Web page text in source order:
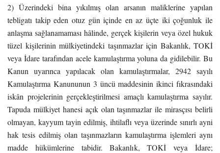
2) Üzerindeki bina yıkılmış olan arsanın maliklerine yapılan
tebligatı takip eden otuz gün içinde en az üçte iki çoğunluk ile
anlaşma sağlanamaması hâlinde, gerçek kişilerin veya özel hukuk
tüzel kişilerinin mülkiyetindeki taşınmazlar için Bakanlık, TOKİ
veya İdare tarafından acele kamulaştırma yoluna da gidilebilir. Bu
Kanun uyarınca yapılacak olan kamulaştırmalar, 2942 sayılı
Kamulaştırma Kanununun 3 üncü maddesinin ikinci fıkrasındaki
iskân projelerinin gerçekleştirilmesi amaçlı kamulaştırma sayılır.
Tapuda mülkiyet hanesi açık olan taşınmazlar ile mirasçısı belirli
olmayan, kayyum tayin edilmiş, ihtilaflı veya üzerinde sınırlı ayni
hak tesis edilmiş olan taşınmazların kamulaştırma işlemleri aynı
madde hükümlerine tabidir. Bakanlık, TOKİ veya İdare;